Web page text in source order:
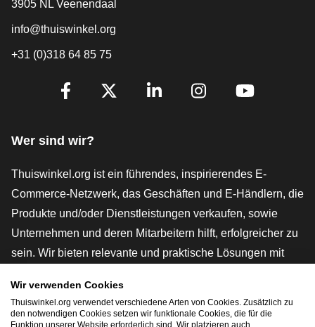
3905 NL Veenendaal
info@thuiswinkel.org
+31 (0)318 64 85 75
[_General:SocialMediaTitle]
Wer sind wir?
Thuiswinkel.org ist ein führendes, inspirierendes E-
Commerce-Netzwerk, das Geschäften und E-Händlern, die
Produkte und/oder Dienstleistungen verkaufen, sowie
Unternehmen und deren Mitarbeitern hilft, erfolgreicher zu
sein. Wir bieten relevante und praktische Lösungen mit
rechtlichen Instrumenten und Beratung,
Interessenvertretung, Marktforschung und verfügen über
Wir verwenden Cookies
Thuiswinkel.org verwendet verschiedene Arten von Cookies. Zusätzlich zu
den notwendigen Cookies setzen wir funktionale Cookies, die für die
Funktion unserer Website erforderlich sind. Wir platzieren auch